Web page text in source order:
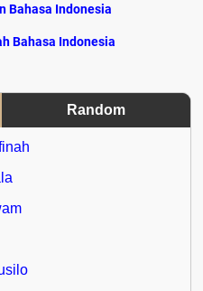
Bahasa Indonesia
Bahasa Indonesia
Random